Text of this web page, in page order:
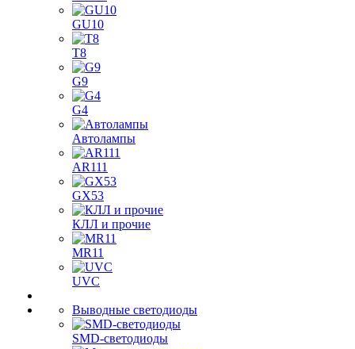
GU10
T8
G9
G4
Автолампы
AR111
GX53
КЛЛ и прочие
MR11
UVC
Выводные светодиоды
SMD-светодиоды